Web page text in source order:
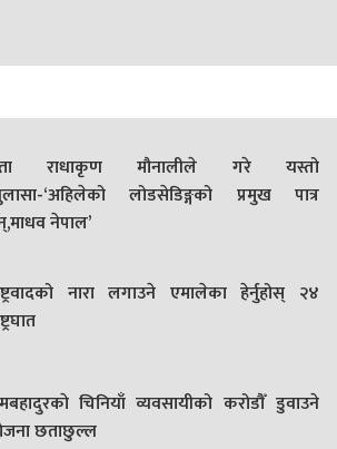
राधाकृण मौनालीले गरे यस्तो
‘अहिलेको लोडसेडिङ्गको प्रमुख पात्र
नेपाल’
नारा लगाउने एमालेका हेर्नुहोस् २४
चिनियाँ व्यवसायीको करोडौँ डुवाउने
छताछुल्ल